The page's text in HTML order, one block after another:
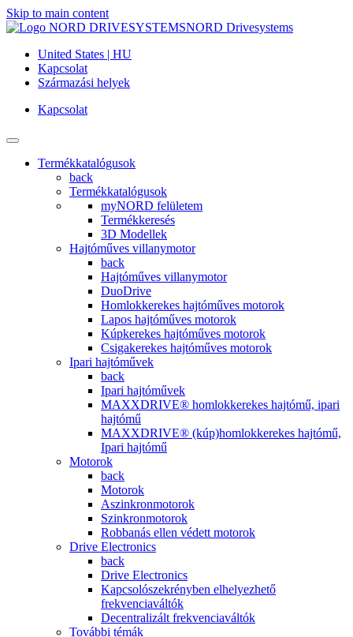
Skip to main content
NORD Drivesystems
United States | HU
Kapcsolat
Származási helyek
Kapcsolat
Termékkatalógusok
back
Termékkatalógusok
myNORD felületem
Termékkeresés
3D Modellek
Hajtóműves villanymotor
back
Hajtóműves villanymotor
DuoDrive
Homlokkerekes hajtóműves motorok
Lapos hajtóműves motorok
Kúpkerekes hajtóműves motorok
Csigakerekes hajtóműves motorok
Ipari hajtóművek
back
Ipari hajtóművek
MAXXDRIVE® homlokkerekes hajtómű, ipari
hajtómű
MAXXDRIVE® (kúp)homlokkerekes hajtómű,
Ipari hajtómű
Motorok
back
Motorok
Aszinkronmotorok
Szinkronmotorok
Robbanás ellen védett motorok
Drive Electronics
back
Drive Electronics
Kapcsolószekrényben elhelyezhető
frekvenciaváltók
Decentralizált frekvenciaváltók
További témák